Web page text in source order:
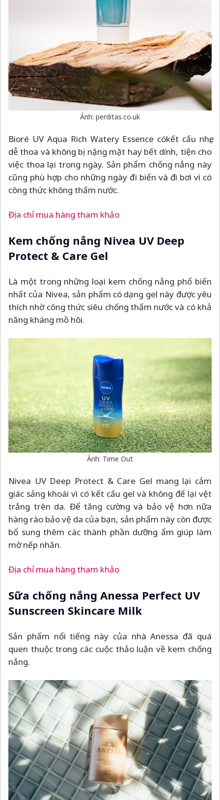
Ảnh: perditas.co.uk
Bioré UV Aqua Rich Watery Essence cókết cấu nhẹ,
dễ thoa và không bị nặng mặt hay bết dính, tiện cho
việc thoa lại trong ngày. Sản phẩm chống nắng này
cũng phù hợp cho những ngày đi biển và đi bơi vì có
công thức không thấm nước.
Địa chỉ mua hàng tham khảo
Kem chống nắng Nivea UV Deep
Protect & Care Gel
Là một trong những loại kem chống nắng phổ biến
nhất của Nivea, sản phẩm có dạng gel này được yêu
thích nhờ công thức siêu chống thấm nước và có khả
năng kháng mồ hôi.
Ảnh: Time Out
Nivea UV Deep Protect & Care Gel mang lại cảm
giác sảng khoái vì có kết cấu gel và không để lại vệt
trắng trên da. Để tăng cường và bảo vệ hơn nữa
hàng rào bảo vệ da của bạn, sản phẩm này còn được
bổ sung thêm các thành phần dưỡng ẩm giúp làm
mờ nếp nhăn.
Địa chỉ mua hàng tham khảo
Sữa chống nắng Anessa Perfect UV
Sunscreen Skincare Milk
Sản phẩm nổi tiếng này của nhà Anessa đã quá
quen thuộc trong các cuộc thảo luận về kem chống
nắng.